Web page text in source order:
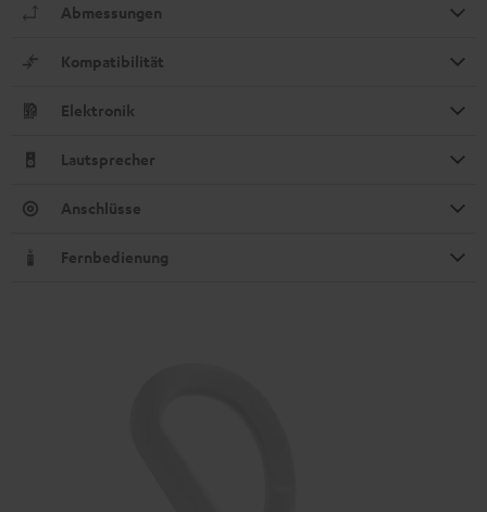
Abmessungen
Kompatibilität
Elektronik
Lautsprecher
Anschlüsse
Fernbedienung